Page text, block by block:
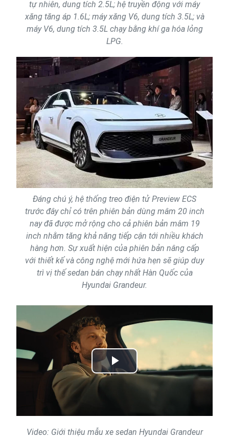
tự nhiên, dung tích 2.5L; hệ truyền động với máy
xăng tăng áp 1.6L; máy xăng V6, dung tích 3.5L; và
máy V6, dung tích 3.5L chạy bằng khí ga hóa lỏng
LPG.
Đáng chú ý, hệ thống treo điện tử Preview ECS
trước đây chỉ có trên phiên bản dùng mâm 20 inch
nay đã được mở rộng cho cả phiên bản mâm 19
inch nhằm tăng khả năng tiếp cận tới nhiều khách
hàng hơn. Sự xuất hiện của phiên bản nâng cấp
với thiết kế và công nghệ mới hứa hẹn sẽ giúp duy
trì vị thế sedan bán chạy nhất Hàn Quốc của
Hyundai Grandeur.
Play
Video
Video: Giới thiệu mẫu xe sedan Hyundai Grandeur